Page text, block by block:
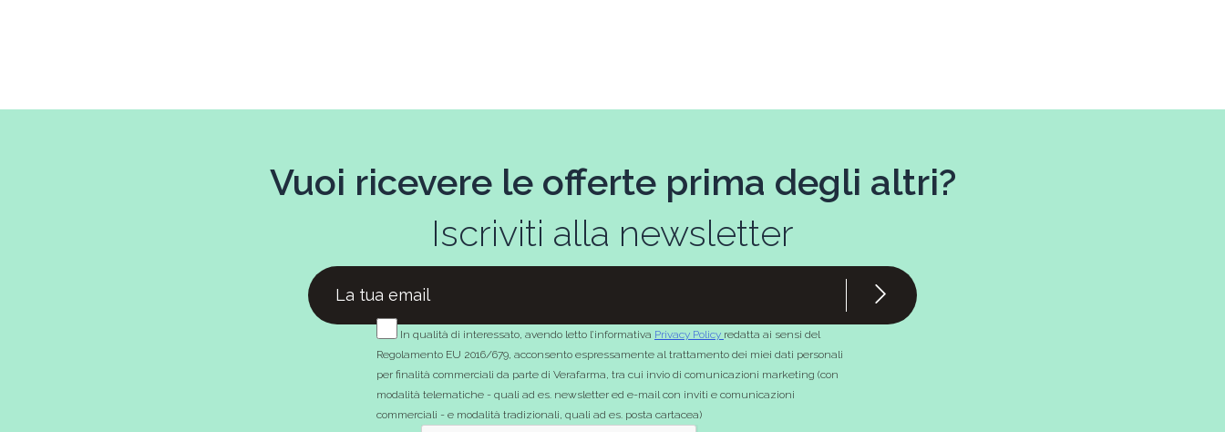
Vuoi ricevere le offerte prima degli altri?
Iscriviti alla newsletter
In qualità di interessato, avendo letto l’informativa Privacy Policy redatta ai sensi del
Regolamento EU 2016/679, acconsento espressamente al trattamento dei miei dati personali
per finalità commerciali da parte di Verafarma, tra cui invio di comunicazioni marketing (con
modalità telematiche - quali ad es. newsletter ed e-mail con inviti e comunicazioni
commerciali - e modalità tradizionali, quali ad es. posta cartacea)